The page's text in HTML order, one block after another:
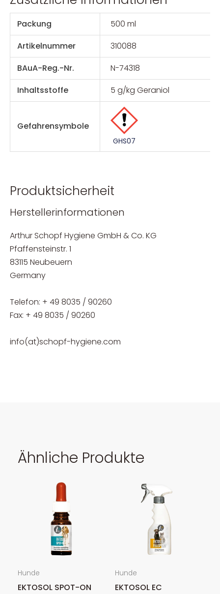
Packung
500 ml
Artikelnummer
310088
BAuA-Reg.-Nr.
N-74318
Inhaltsstoffe
5 g/kg Geraniol
Gefahrensymbole
GHS07
Produktsicherheit
Herstellerinformationen
Arthur Schopf Hygiene GmbH & Co. KG
Pfaffensteinstr. 1
83115 Neubeuern
Germany
Telefon: + 49 8035 / 90260
Fax: + 49 8035 / 90260
info(at)schopf-hygiene.com
Ähnliche Produkte
Hunde
EKTOSOL SPOT-ON
Hunde
EKTOSOL EC